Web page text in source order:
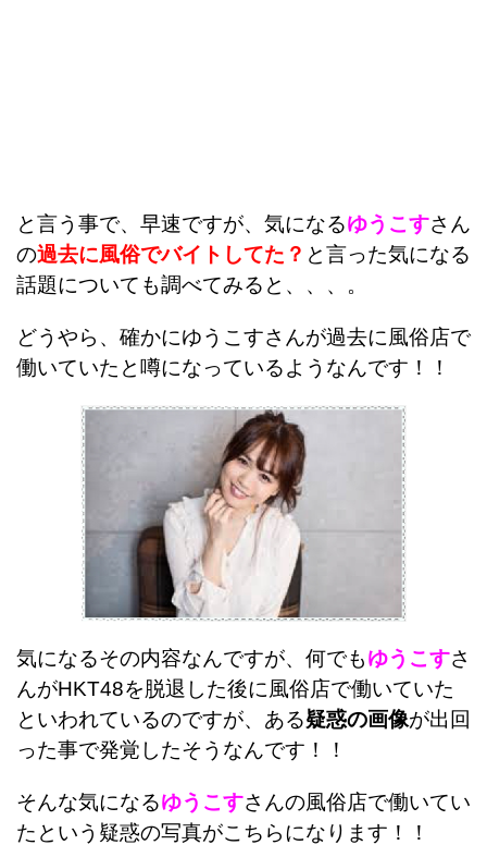
と言う事で、早速ですが、気になるゆうこすさん
の過去に風俗でバイトしてた？ と言った気になる
話題についても調べてみると、、、。
どうやら、確かにゆうこすさんが過去に風俗店で
働いていたと噂になっているようなんです！！
気になるその内容なんですが、何でもゆうこすさ
んがHKT48を脱退した後に風俗店で働いていた
といわれているのですが、ある疑惑の画像が出回
った事で発覚したそうなんです！！
そんな気になるゆうこすさんの風俗店で働いてい
たという疑惑の写真がこちらになります！！